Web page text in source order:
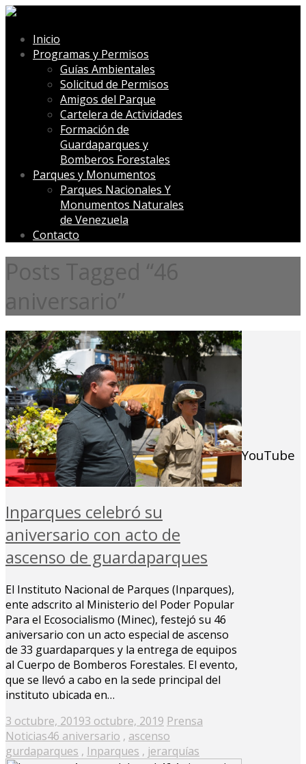
Inicio
Programas y Permisos
Guías Ambientales
Solicitud de Permisos
Amigos del Parque
Cartelera de Actividades
Formación de
Guardaparques y
Bomberos Forestales
Parques y Monumentos
Parques Nacionales Y
Monumentos Naturales
de Venezuela
Contacto
Posts Tagged “46
aniversario”
Inparques celebró su
aniversario con acto de
ascenso de guardaparques
El Instituto Nacional de Parques (Inparques),
ente adscrito al Ministerio del Poder Popular
Para el Ecosocialismo (Minec), festejó su 46
aniversario con un acto especial de ascenso
de 33 guardaparques y la entrega de equipos
al Cuerpo de Bomberos Forestales. El evento,
que se llevó a cabo en la sede principal del
instituto ubicada en…
Posted
on
3 octubre, 20193 octubre, 2019 Prensa
Noticias46 aniversario , ascenso
gurdaparques , Inparques , jerarquías
YouTube